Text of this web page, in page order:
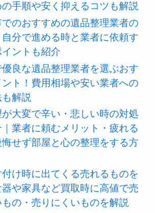
手順や安く抑えるコツも解説
のおすすめの遺品整理業者の
分で進める時と業者に依頼す
ントも紹介
良な遺品整理業者を選ぶおす
ト！費用相場や安い業者への
解説
大変で辛い・悲しい時の対処
業者に頼むメリット・疲れる
せず部屋と心の整理をする方
け時に出てくる売れるものを
や家具など買取時に高値で売
の・売りにくいものを解説